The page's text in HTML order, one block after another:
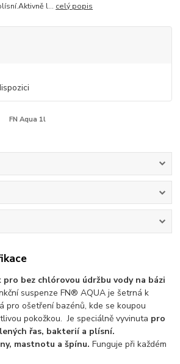
l... celý popis
FN Aqua 1l
bez chlórovou údržbu vody na bázi
suspenze FN® AQUA je šetrná k
pro ošetření bazénů, kde se koupou
pokožkou. Je speciálně vyvinuta pro
řas, bakterií a plísní.
mastnotu a špínu. Funguje při každém